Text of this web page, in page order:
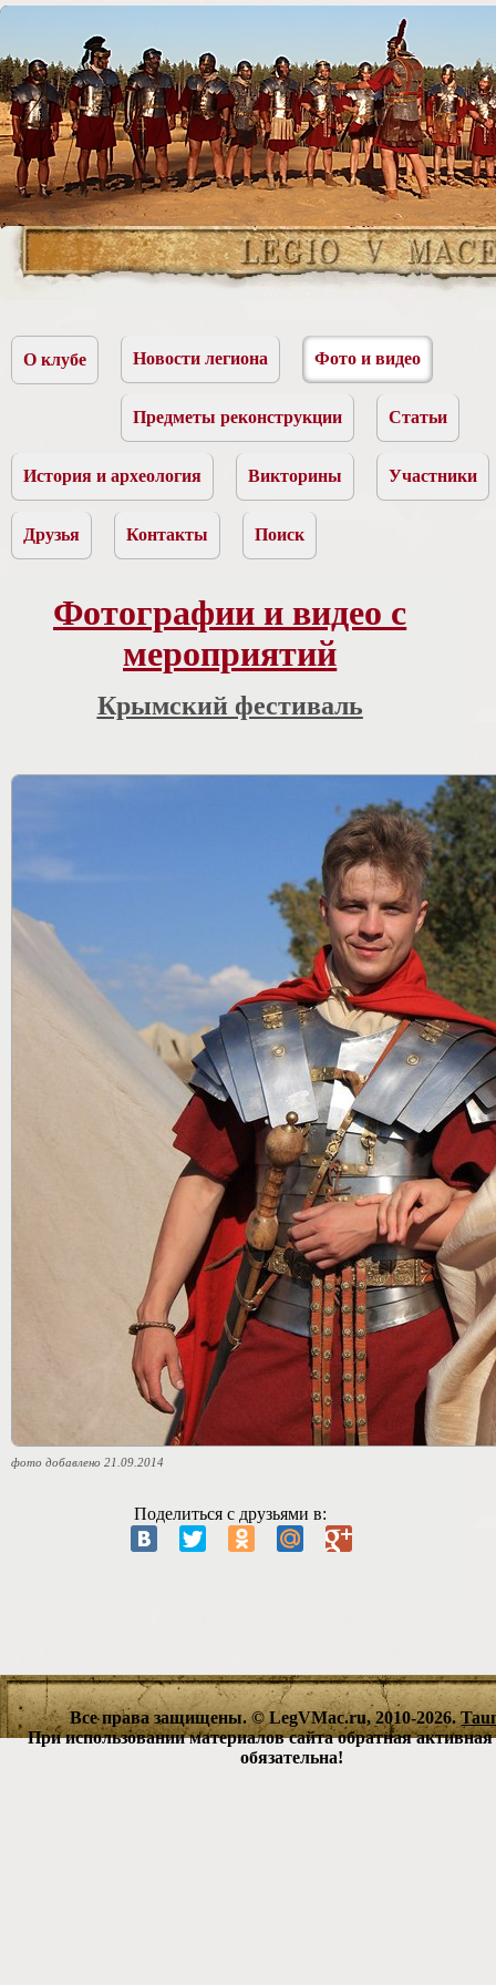
О клубе Новости легиона Фото и видео
Предметы реконструкции Статьи
История и археология Викторины Участники
Друзья Контакты Поиск
Фотографии и видео с
мероприятий
Крымский фестиваль
фото добавлено 21.09.2014
Поделиться с друзьями в:
Все права защищены. © LegVMac.ru, 2010-2026.
При использовании материалов сайта обратная
обязательна!